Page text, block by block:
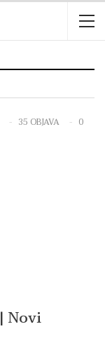
35 OBJAVA
0
Novi